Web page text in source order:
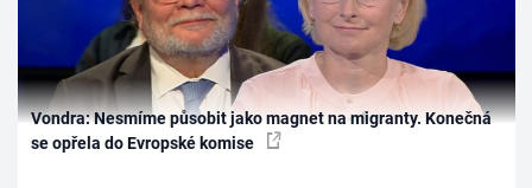
Vondra: Nesmíme působit jako magnet na migranty. Konečná
se opřela do Evropské komise